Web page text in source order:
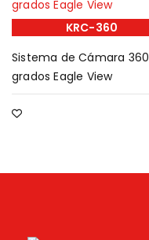
KRC-360
Sistema de Cámara 360
grados Eagle View